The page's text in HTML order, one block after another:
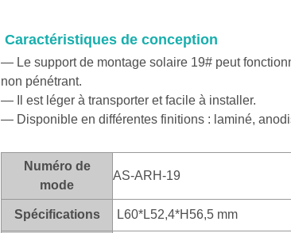
Caractéristiques de conception
— Le support de montage solaire 19# peut
non pénétrant.
— Il est léger à transporter et facile à installer.
— Disponible en différentes finitions : laminé,
Numéro de
mode
AS-ARH-19
Spécifications L60*L52,4*H56,5 mm